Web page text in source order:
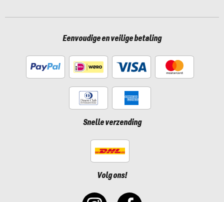
Eenvoudige en veilige betaling
Snelle verzending
Volg ons!